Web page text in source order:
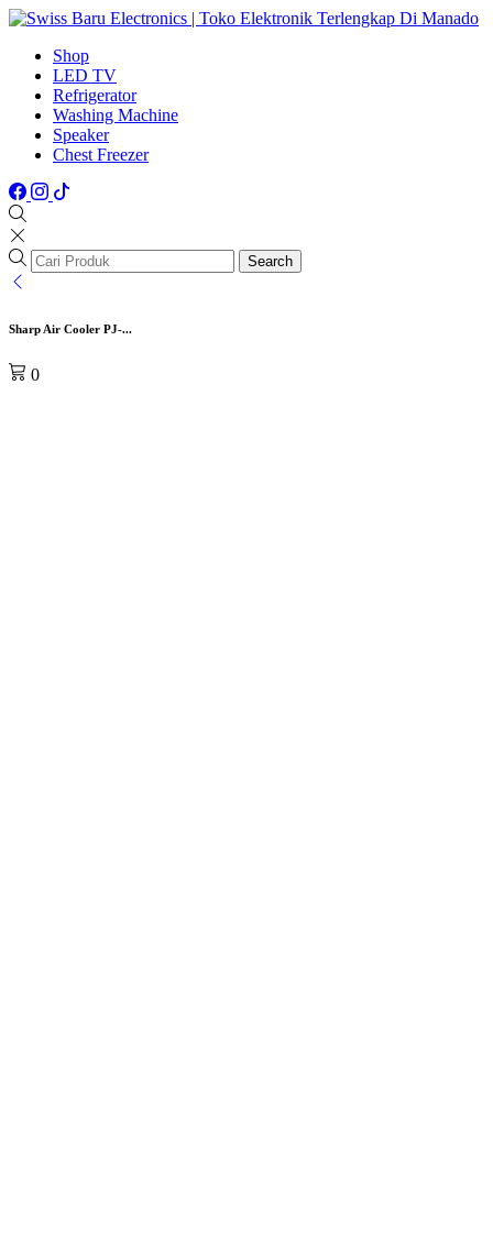
Shop
LED TV
Refrigerator
Washing Machine
Speaker
Chest Freezer
Search
Sharp Air Cooler PJ-...
0